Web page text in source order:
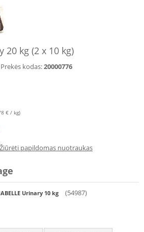
20 kg (2 x 10 kg)
Prekės kodas:20000776
€ / kg)
Žiūrėti papildomas nuotraukas
Urinary 10 kg (54987)